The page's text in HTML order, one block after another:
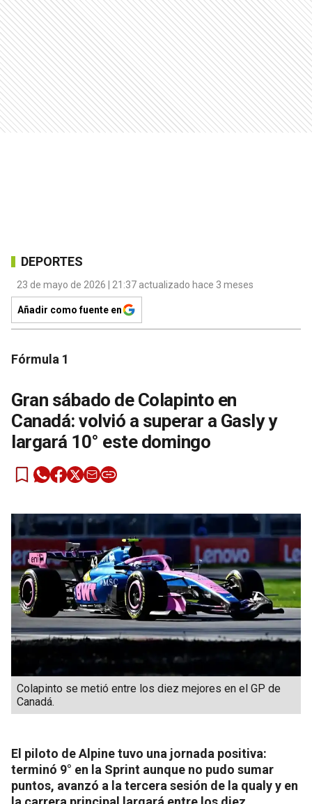
DEPORTES
23 de mayo de 2026 | 21:37 actualizado hace 3 meses
Añadir como fuente en
Fórmula 1
Gran sábado de Colapinto en
Canadá: volvió a superar a Gasly y
largará 10° este domingo
Colapinto se metió entre los diez mejores en el GP de
Canadá.
El piloto de Alpine tuvo una jornada positiva:
terminó 9° en la Sprint aunque no pudo sumar
puntos, avanzó a la tercera sesión de la qualy y en